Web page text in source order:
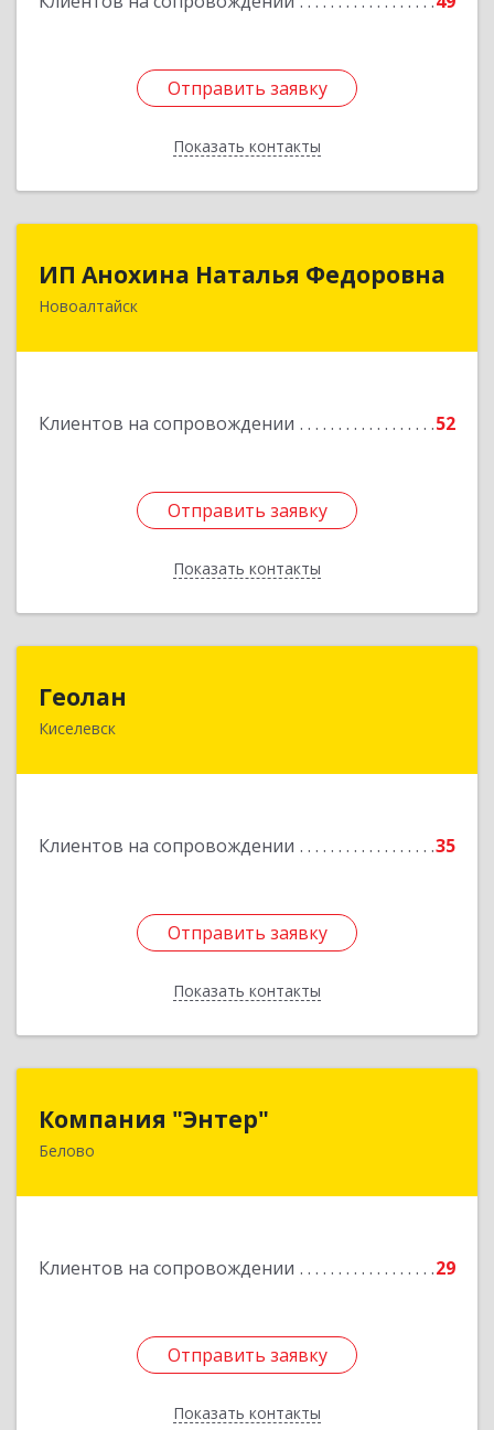
Отправить заявку
Показать контакты
Отправить заявку
Назад
ИП Анохина Наталья Федоровна
Новоалтайск
Клиентов на сопровождении 52
Отправить заявку
Показать контакты
658041, Алтайский край, Новоалтайск г,
Отправить заявку
Назад
Геолан
Киселевск
Клиентов на сопровождении 35
Отправить заявку
Показать контакты
Отправить заявку
Назад
Компания "Энтер"
Белово
Клиентов на сопровождении 29
Отправить заявку
Показать контакты
652600, Кемеровская обл, Белово г, Почтовый
Отправить заявку
Назад